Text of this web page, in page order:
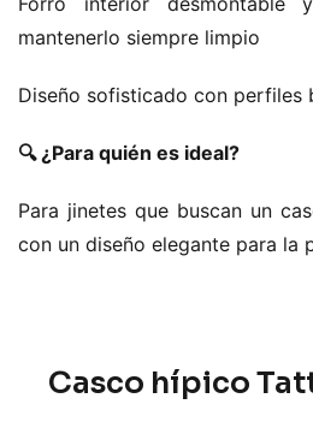
mantenerlo siempre limpio
Diseño sofisticado con perfiles
🔍 ¿Para quién es ideal?
Para jinetes que buscan un
con un diseño elegante para la
Casco hípico